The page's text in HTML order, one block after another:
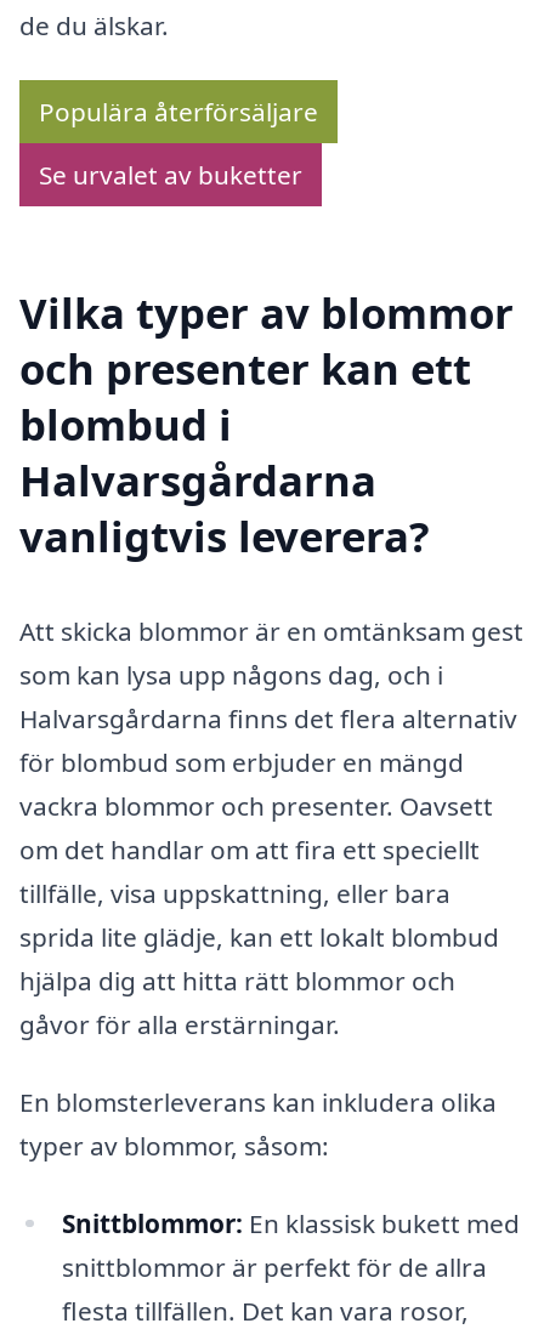
de du älskar.
Populära återförsäljare
Se urvalet av buketter
Vilka typer av blommor
och presenter kan ett
blombud i
Halvarsgårdarna
vanligtvis leverera?
Att skicka blommor är en omtänksam gest
som kan lysa upp någons dag, och i
Halvarsgårdarna finns det flera alternativ
för blombud som erbjuder en mängd
vackra blommor och presenter. Oavsett
om det handlar om att fira ett speciellt
tillfälle, visa uppskattning, eller bara
sprida lite glädje, kan ett lokalt blombud
hjälpa dig att hitta rätt blommor och
gåvor för alla erstärningar.
En blomsterleverans kan inkludera olika
typer av blommor, såsom:
Snittblommor: En klassisk bukett med
snittblommor är perfekt för de allra
flesta tillfällen. Det kan vara rosor,